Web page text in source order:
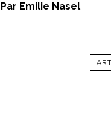
Par Emilie Nasel